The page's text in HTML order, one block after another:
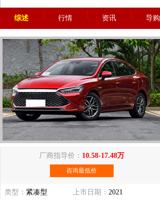
综述 行情 资讯 导购
厂商指导价： 10.58-17.48万
咨询最低价
类型： 紧凑型 上市日期： 2021